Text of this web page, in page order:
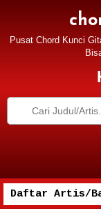
Pusat Chord Kunci